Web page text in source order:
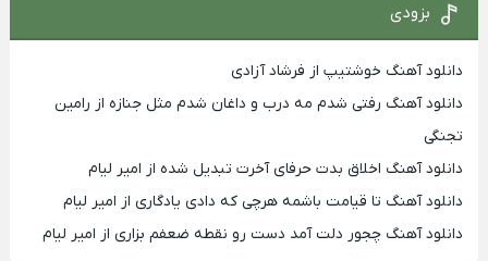
بزودی
دانلود آهنگ خوشتیپ از فرشاد آزادی
دانلود آهنگ رفتی شدم مه درب و داغان شدم مثل جنازه از رامین
تجنگی
دانلود آهنگ اخلاق بدت حرفای آخرت تبدیل شده از امیر لیام
دانلود آهنگ تا قیامت باشمه هرچی که دادی یادگاری از امیر لیام
دانلود آهنگ چجور دلت آمد دست رو نقطه ضعفم بزاری از امیر لیام